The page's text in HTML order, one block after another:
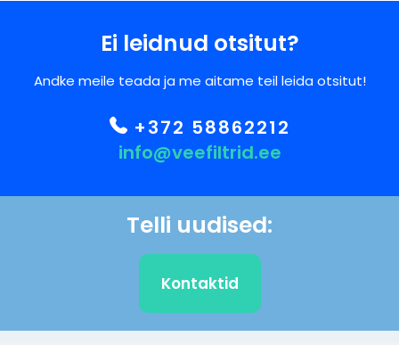
Ei leidnud otsitut?
Andke meile teada ja me aitame teil leida otsitut!
+372 58862212
info@veefiltrid.ee
Telli uudised:
Kontaktid